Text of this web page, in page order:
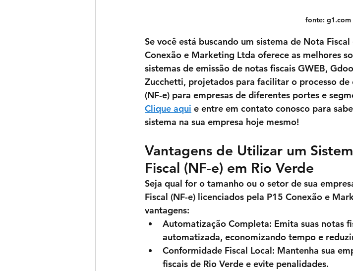
fonte: g1.com
Se você está buscando um sistema de Nota
Conexão e Marketing Ltda oferece as melhores
sistemas de emissão de notas fiscais GWEB,
Zucchetti, projetados para facilitar o processo de
(NF-e) para empresas de diferentes portes e
Clique aqui e entre em contato conosco para
sistema na sua empresa hoje mesmo!
Vantagens de Utilizar um
Fiscal (NF-e) em Rio Verde
Seja qual for o tamanho ou o setor de sua
Fiscal (NF-e) licenciados pela P15 Conexão e
vantagens:
Automatização Completa: Emita suas notas
automatizada, economizando tempo e
Conformidade Fiscal Local: Mantenha sua
fiscais de Rio Verde e evite penalidades.